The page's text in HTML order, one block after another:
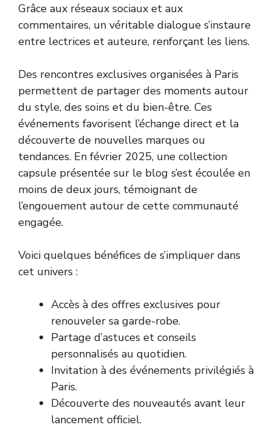
Grâce aux réseaux sociaux et aux
commentaires, un véritable dialogue s’instaure
entre lectrices et auteure, renforçant les liens.
Des rencontres exclusives organisées à Paris
permettent de partager des moments autour
du style, des soins et du bien-être. Ces
événements favorisent l’échange direct et la
découverte de nouvelles marques ou
tendances. En février 2025, une collection
capsule présentée sur le blog s’est écoulée en
moins de deux jours, témoignant de
l’engouement autour de cette communauté
engagée.
Voici quelques bénéfices de s’impliquer dans
cet univers :
Accès à des offres exclusives pour
renouveler sa garde-robe.
Partage d’astuces et conseils
personnalisés au quotidien.
Invitation à des événements privilégiés à
Paris.
Découverte des nouveautés avant leur
lancement officiel.